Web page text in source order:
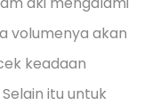
volumenya akan
keadaan
itu untuk